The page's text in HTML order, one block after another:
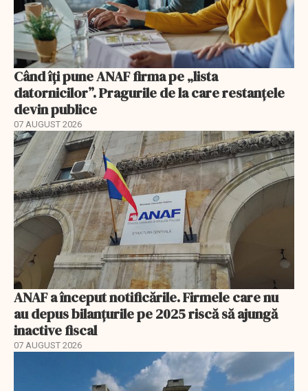
Când îți pune ANAF firma pe „lista
datornicilor”. Pragurile de la care restanțele
devin publice
07 AUGUST 2026
ANAF a început notificările. Firmele care nu
au depus bilanțurile pe 2025 riscă să ajungă
inactive fiscal
07 AUGUST 2026